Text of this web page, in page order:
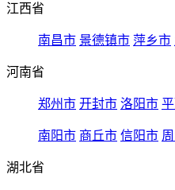
江西省
南昌市 景德镇市 萍乡市
河南省
郑州市 开封市 洛阳市
南阳市 商丘市 信阳市
湖北省